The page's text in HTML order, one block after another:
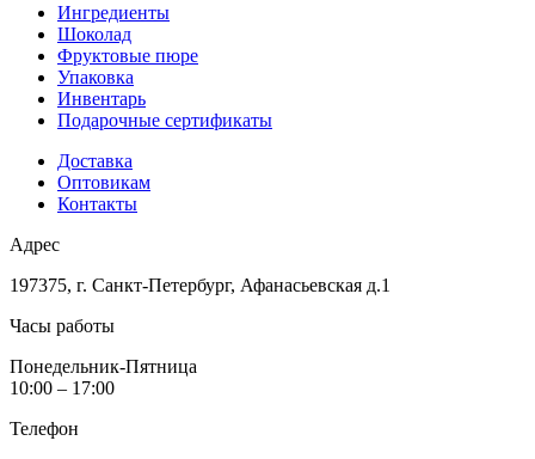
Ингредиенты
Шоколад
Фруктовые пюре
Упаковка
Инвентарь
Подарочные сертификаты
Доставка
Оптовикам
Контакты
Адрес
197375, г. Санкт-Петербург, Афанасьевская д.1
Часы работы
Понедельник-Пятница
10:00 – 17:00
Телефон